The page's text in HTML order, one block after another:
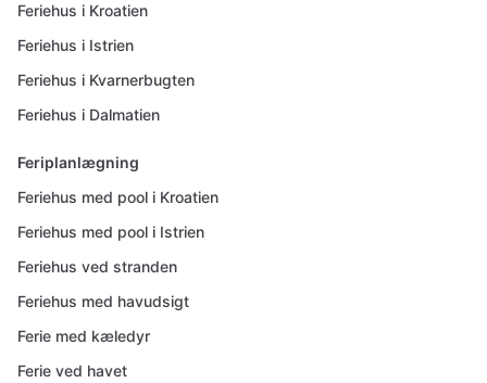
Feriehus i Kroatien
Feriehus i Istrien
Feriehus i Kvarnerbugten
Feriehus i Dalmatien
Feriplanlægning
Feriehus med pool i Kroatien
Feriehus med pool i Istrien
Feriehus ved stranden
Feriehus med havudsigt
Ferie med kæledyr
Ferie ved havet